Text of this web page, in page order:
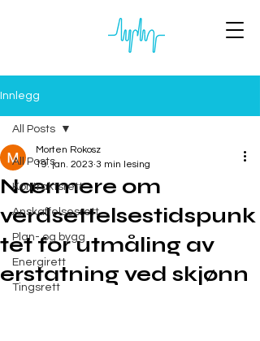
Innlegg
All Posts
Kontraktsrett
Anskaffelsesrett
Plan- og bygg
Energirett
Tingsrett
All Posts
Nærmere om
verdsettelsestidspunk
tet for utmåling av
erstatning ved skjønn
Morten Rokosz
19. jan. 2023 3 min lesing